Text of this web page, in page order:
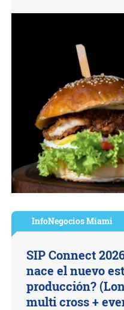
InfoNegocios Miami
SIP Connect
nace el nuevo
producción?
multi cross +